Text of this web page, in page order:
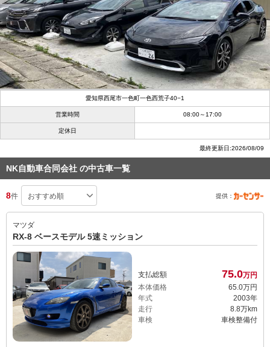
愛知県西尾市一色町一色西荒子40−1
営業時間 08:00～17:00
定休日
最終更新日:2026/08/09
NK自動車合同会社 の中古車一覧
8件 提供：
マツダ
RX-8 ベースモデル 5速ミッション
支払総額 75.0万円
本体価格
65. 0万円
年式
2003年
走行
8.8万km
車検
車検整備付